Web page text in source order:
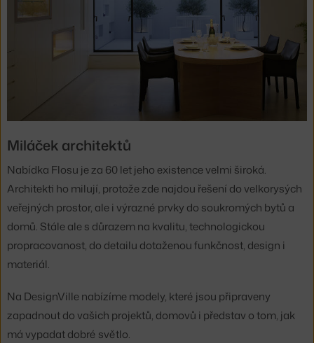
Miláček architektů
Nabídka Flosu je za 60 let jeho existence velmi široká.
Architekti ho milují, protože zde najdou řešení do velkorysých
veřejných prostor, ale i výrazné prvky do soukromých bytů a
domů. Stále ale s důrazem na kvalitu, technologickou
propracovanost, do detailu dotaženou funkčnost, design i
materiál.
Na DesignVille nabízíme modely, které jsou připraveny
zapadnout do vašich projektů, domovů i představ o tom, jak
má vypadat dobré světlo.